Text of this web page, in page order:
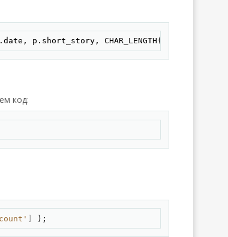
p.short_story,
Скопировать
код:
Скопировать
] );
Скопировать